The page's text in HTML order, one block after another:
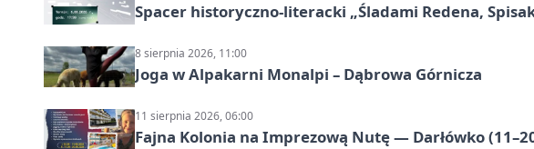
Spacer historyczno-literacki „Śladami Redena,
8 sierpnia 2026, 11:00
Joga w Alpakarni Monalpi – Dąbrowa Górnicza
11 sierpnia 2026, 06:00
Fajna Kolonia na Imprezową Nutę — Darłówko